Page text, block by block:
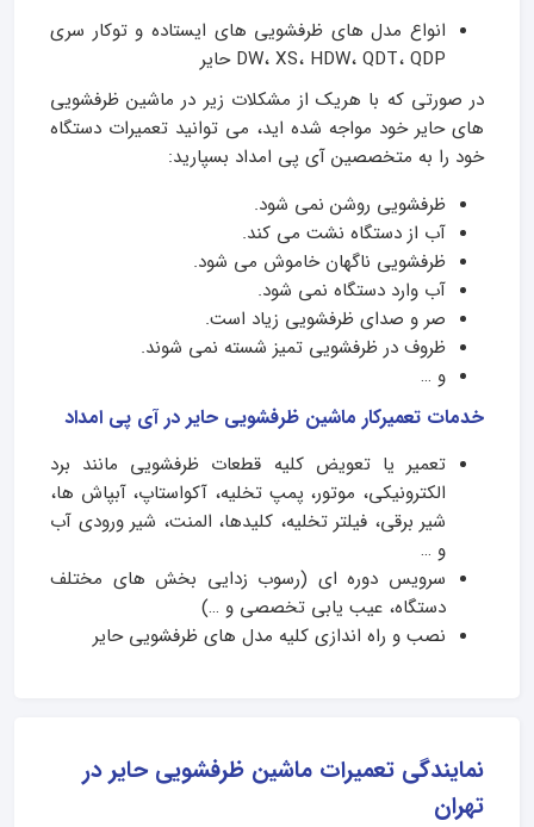
انواع مدل های ظرفشویی های ایستاده و توکار سری
DW، XS، HDW، QDT، QDP حایر
در صورتی که با هریک از مشکلات زیر در ماشین ظرفشویی
های حایر خود مواجه شده اید، می توانید تعمیرات دستگاه
خود را به متخصصین آی پی امداد بسپارید:
ظرفشویی روشن نمی شود.
آب از دستگاه نشت می کند.
ظرفشویی ناگهان خاموش می شود.
آب وارد دستگاه نمی شود.
صر و صدای ظرفشویی زیاد است.
ظروف در ظرفشویی تمیز شسته نمی شوند.
و …
خدمات تعمیرکار ماشین ظرفشویی حایر در آی پی امداد
تعمیر یا تعویض کلیه قطعات ظرفشویی مانند برد
الکترونیکی، موتور، پمپ تخلیه، آکواستاپ، آبپاش ها،
شیر برقی، فیلتر تخلیه، کلیدها، المنت، شیر ورودی آب
و …
سرویس دوره ای (رسوب زدایی بخش های مختلف
دستگاه، عیب یابی تخصصی و …)
نصب و راه اندازی کلیه مدل های ظرفشویی حایر
نمایندگی تعمیرات ماشین ظرفشویی حایر در
تهران